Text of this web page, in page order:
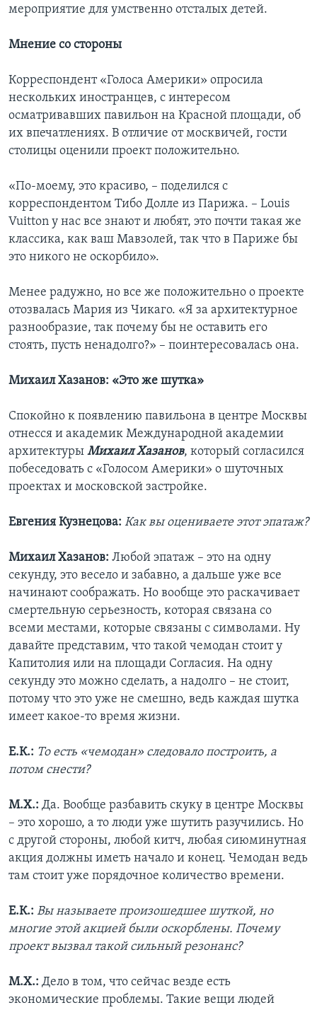
мероприятие для умственно отсталых детей.
Мнение со стороны
Корреспондент «Голоса Америки» опросила
нескольких иностранцев, с интересом
осматривавших павильон на Красной площади, об
их впечатлениях. В отличие от москвичей, гости
столицы оценили проект положительно.
«По-моему, это красиво, – поделился с
корреспондентом Тибо Долле из Парижа. – Louis
Vuitton у нас все знают и любят, это почти такая же
классика, как ваш Мавзолей, так что в Париже бы
это никого не оскорбило».
Менее радужно, но все же положительно о проекте
отозвалась Мария из Чикаго. «Я за архитектурное
разнообразие, так почему бы не оставить его
стоять, пусть ненадолго?» – поинтересовалась она.
Михаил Хазанов: «Это же шутка»
Спокойно к появлению павильона в центре Москвы
отнесся и академик Международной академии
архитектуры Михаил Хазанов, который согласился
побеседовать с «Голосом Америки» о шуточных
проектах и московской застройке.
Евгения Кузнецова: Как вы оцениваете этот эпатаж?
Михаил Хазанов: Любой эпатаж – это на одну
секунду, это весело и забавно, а дальше уже все
начинают соображать. Но вообще это раскачивает
смертельную серьезность, которая связана со
всеми местами, которые связаны с символами. Ну
давайте представим, что такой чемодан стоит у
Капитолия или на площади Согласия. На одну
секунду это можно сделать, а надолго – не стоит,
потому что это уже не смешно, ведь каждая шутка
имеет какое-то время жизни.
Е.К.: То есть «чемодан» следовало построить, а
потом снести?
М.Х.: Да. Вообще разбавить скуку в центре Москвы
– это хорошо, а то люди уже шутить разучились. Но
с другой стороны, любой китч, любая сиюминутная
акция должны иметь начало и конец. Чемодан ведь
там стоит уже порядочное количество времени.
Е.К.: Вы называете произошедшее шуткой, но
многие этой акцией были оскорблены. Почему
проект вызвал такой сильный резонанс?
М.Х.: Дело в том, что сейчас везде есть
экономические проблемы. Такие вещи людей